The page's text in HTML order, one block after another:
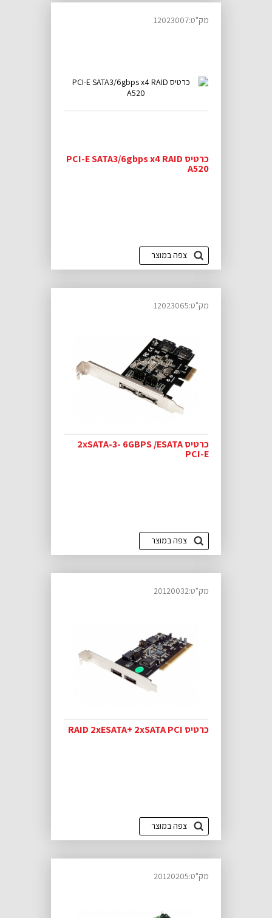
כרטיס PCI-E SATA3/6gbps x4 RAID
A520
צפה במוצר
מק"ט:12023007
כרטיס 2xSATA-3- 6GBPS /ESATA
PCI-E
צפה במוצר
מק"ט:12023065
כרטיס RAID 2xESATA+ 2xSATA PCI
צפה במוצר
מק"ט:20120032
מק"ט:20120205